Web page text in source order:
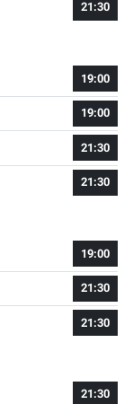
21:30
19:00
19:00
21:30
21:30
19:00
21:30
21:30
21:30